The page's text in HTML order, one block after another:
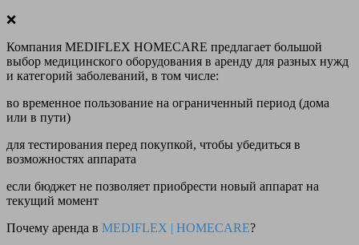
❌
Компания MEDIFLEX HOMECARE предлагает большой
выбор медицинского оборудования в аренду для разных нужд
и категорий заболеваний, в том числе:
во временное пользование на ограниченный период (дома
или в пути)
для тестирования перед покупкой, чтобы убедиться в
возможностях аппарата
если бюджет не позволяет приобрести новый аппарат на
текущий момент
Почему аренда в MEDIFLEX | HOMECARE?